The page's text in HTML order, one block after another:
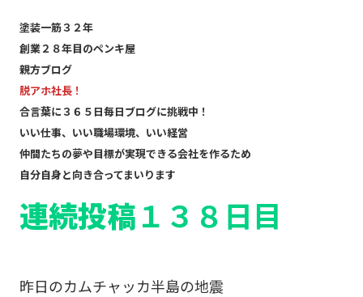
塗装一筋３２年
創業２８年目のペンキ屋
親方ブログ
脱アホ社長！
合言葉に３６５日毎日ブログに挑戦中！
いい仕事、いい職場環境、いい経営
仲間たちの夢や目標が実現できる会社を作るため
自分自身と向き合ってまいります
連続投稿１３８日目
昨日のカムチャッカ半島の地震